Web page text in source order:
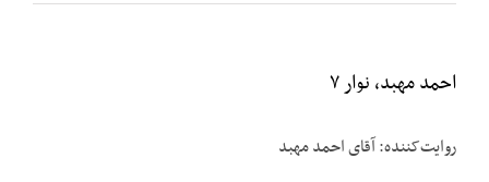
احمد مهبد، نوار ۷
روایت‌کننده: آقای احمد مهبد